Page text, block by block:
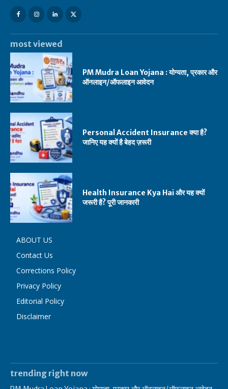
most viewed
PM Mudra Loan Yojana : योग्यता, प्रकार और
ऑनलाइन/ऑफलाइन आवेदन
Personal Accident Insurance क्या है?
जानिए यह क्यों है बेहद ज़रूरी
Health Insurance Kya Hai और यह क्यों
जरूरी है? पूरी जानकारी
ABOUT US
Contact Us
Corrections Policy
Privacy Policy
Editorial Policy
Disclaimer
trending right now